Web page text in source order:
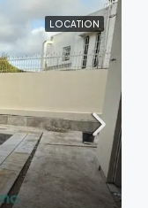
LOCATION